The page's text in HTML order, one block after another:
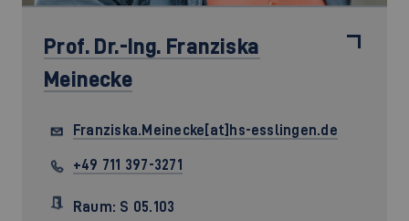
Prof. Dr.-Ing. Franziska
Meinecke
Franziska.Meinecke[at]hs-esslingen.de
+49 711 397-3271
Raum: S 05.103